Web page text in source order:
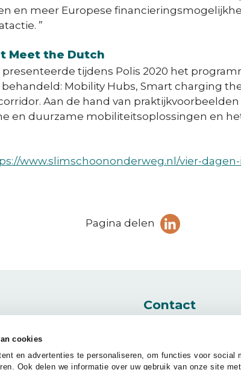
cookies
en advertenties te personaliseren, om functies voor social
Ook delen we informatie over uw gebruik van onze site
en meer Europese
”
Meet the Dutch
tijdens Polis 2020 het
Mobility Hubs, Smart charging
Aan de hand van
en duurzame mobiliteitsoplossingen en
www.slimschoononderweg.nl/vier-
Pagina delen
pagina
Contact